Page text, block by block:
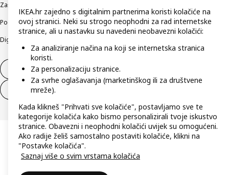
Zaštita privatnosti
Podaci o tvrtki IKEA HrvatskaEtično otkrivanje sigurnosnih nedostataka
Digitalna pristupačnost
Jednostrani raskid ugovora
Jednostrani raskid ugovora za usluge
IKEA.hr zajedno s digitalnim partnerima koristi kolačiće na
ovoj stranici. Neki su strogo neophodni za rad internetske
stranice, ali u nastavku su navedeni neobavezni kolačići:
Za analiziranje načina na koji se internetska stranica
koristi.
Za personalizaciju stranice.
Za svrhe oglašavanja (marketinškog ili za društvene
mreže).
Kada klikneš "Prihvati sve kolačiće", postavljamo sve te
kategorije kolačića kako bismo personalizirali tvoje iskustvo
stranice. Obavezni i neophodni kolačići uvijek su omogućeni.
Ako radije želiš samostalno postaviti kolačiće, klikni na
"Postavke kolačića".
Saznaj više o svim vrstama kolačića